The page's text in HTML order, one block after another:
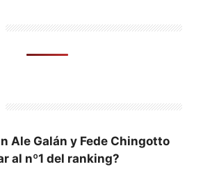
Ale Galán y Fede Chingotto
al nº1 del ranking?